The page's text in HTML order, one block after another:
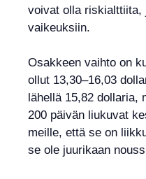
voivat olla riskialttiita,
vaikeuksiin.
Osakkeen vaihto on
ollut 13,30–16,03
lähellä 15,82 dollaria,
200 päivän liukuvat
meille, että se on
se ole juurikaan